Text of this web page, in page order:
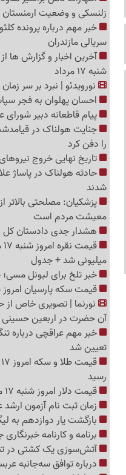
زلنسکی و وضعیت ارمنستان
سریالی مازندران
آخرین اخبار و گزارش ها
شنبه 17 مرداد
نورویدئو | نبرد بر سر
احسان پهلوان به فجر
پیام قاطعانه دبیر شورای
جنایت هولناک در
را دفن کرد
تاریخ نهایی خروج
شدند
پزشکیان: مصلحتی بالاتر
معیشت مردم است
هشدار جدی دادستان کل
میلیونی شد + جدول
خبر تلخ برای لیونل مسی؛ خورخه
قیمت سکه پارسیان امروز شنبه 17
نورنما | تصویری خاص
آن حضرت در اربعین حسینی
خبر مهم عراقچی درباره
تعیین شد
رسید
قیمت دلار امروز شنبه 17 مرداد 1405؛ دلار دوباره صعودی شد
زمان ثبت نام آزمون ارشد علوم
بازگشت یار دوازدهم به
برنامه و کارنامه
آتش‌سوزی یک کشتی در
درباره توافق سه‌جانبه